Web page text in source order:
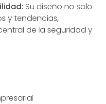
Su diseño no solo
y tendencias,
de la seguridad y